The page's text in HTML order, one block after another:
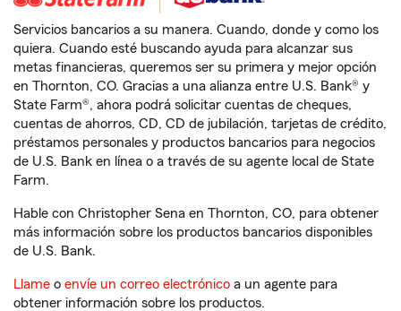
Servicios bancarios a su manera. Cuando, donde y como los
quiera. Cuando esté buscando ayuda para alcanzar sus
metas financieras, queremos ser su primera y mejor opción
en Thornton, CO. Gracias a una alianza entre U.S. Bank® y
State Farm®, ahora podrá solicitar cuentas de cheques,
cuentas de ahorros, CD, CD de jubilación, tarjetas de crédito,
préstamos personales y productos bancarios para negocios
de U.S. Bank en línea o a través de su agente local de State
Farm.
Hable con Christopher Sena en Thornton, CO, para obtener
más información sobre los productos bancarios disponibles
de U.S. Bank.
Llame o envíe un correo electrónico a un agente para
obtener información sobre los productos.